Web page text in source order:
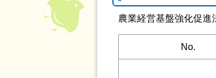
農業経営基盤強化促進
No.